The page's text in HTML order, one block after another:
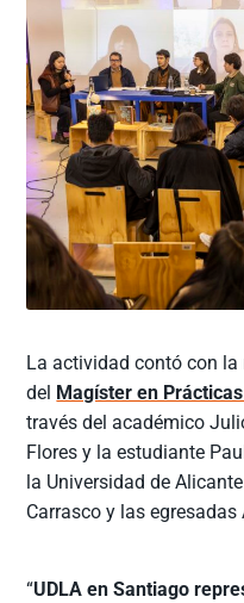
La actividad contó con
del Magíster en
través del académico
Flores y la estudiante
la Universidad de
Carrasco y las
“UDLA en Santiago